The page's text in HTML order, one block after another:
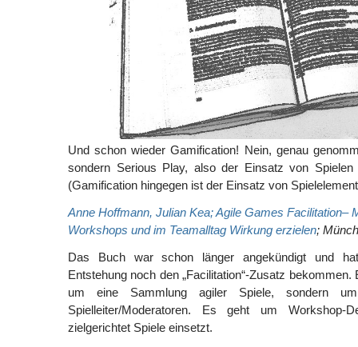
Und schon wieder Gamification! Nein, genau
sondern Serious Play, also der Einsatz von
(Gamification hingegen ist der Einsatz von
Anne Hoffmann, Julian Kea; Agile Games Facilitation–
Workshops und im Teamalltag Wirkung erzielen;
Das Buch war schon länger angekündigt und
Entstehung noch den „Facilitation“-Zusatz
um eine Sammlung agiler Spiele, sondern
Spielleiter/Moderatoren. Es geht um
zielgerichtet Spiele einsetzt.